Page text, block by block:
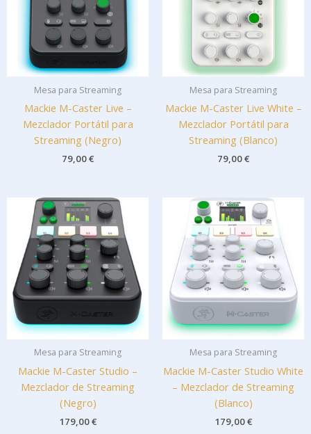
Mesa para Streaming
Mackie M-Caster Live –
Mezclador Portátil para
Streaming (Negro)
79,00€
Mesa para Streaming
Mackie M-Caster Live White –
Mezclador Portátil para
Streaming (Blanco)
79,00€
Mesa para Streaming
Mackie M-Caster Studio –
Mezclador de Streaming
(Negro)
179,00€
Mesa para Streaming
Mackie M-Caster Studio White
– Mezclador de Streaming
(Blanco)
179,00€